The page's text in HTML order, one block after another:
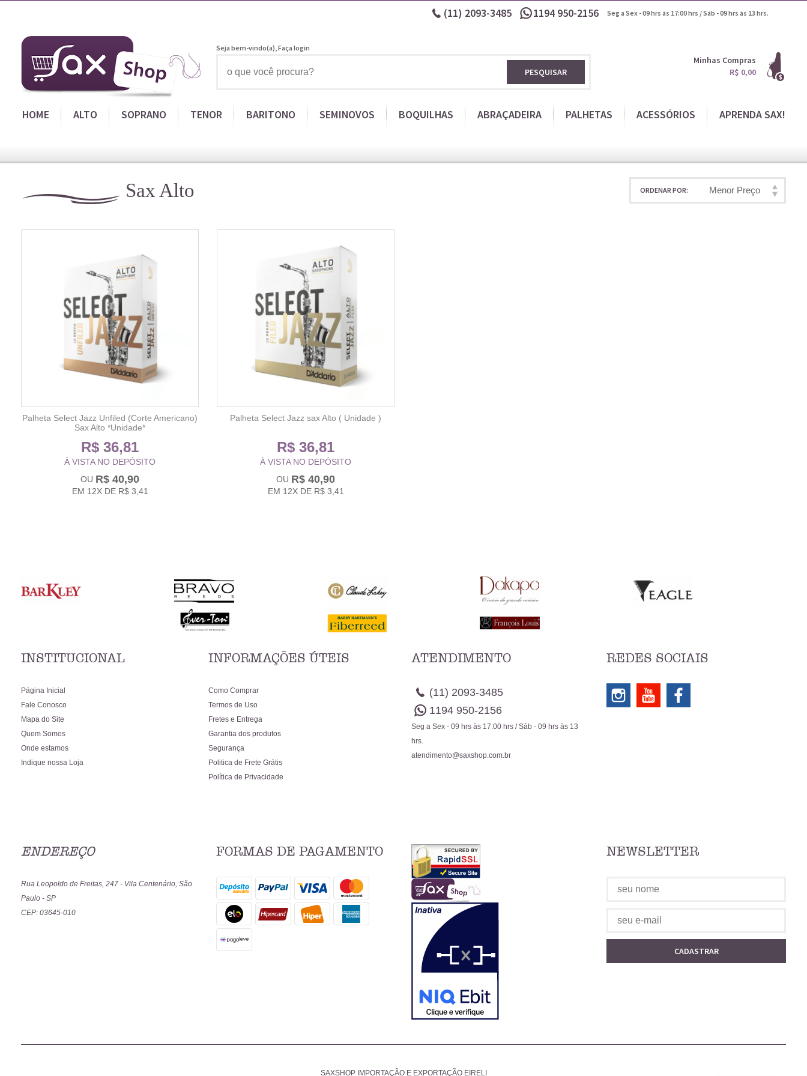
(11) 2093-3485 1194950-2156 Seg a Sex - 09 hrs às 17:00 hrs / Sáb - 09 hrs às 13 hrs.
Seja bem-vindo(a),Faça login
PESQUISAR
Minhas Compras
R$ 0,00
HOME ALTO SOPRANO TENOR BARITONO SEMINOVOS BOQUILHAS ABRAÇADEIRA PALHETAS ACESSÓRIOS APRENDA SAX!
Sax Alto ORDENAR POR Menor Preço
Palheta Select Jazz Unfiled (Corte Americano)
Sax Alto *Unidade*
R$ 36,81
À VISTA NO DEPÓSITO
R$ 40,90
EM 12XDE R$ 3,41
Palheta Select Jazz sax Alto ( Unidade )
R$ 36,81
À VISTA NO DEPÓSITO
R$ 40,90
EM 12XDE R$ 3,41
INSTITUCIONAL
Página Inicial
Fale Conosco
Mapa do Site
Quem Somos
Onde estamos
Indique nossa Loja
INFORMAÇÕES ÚTEIS
Como Comprar
Termos de Uso
Fretes e Entrega
Garantia dos produtos
Segurança
Politica de Frete Grátis
Política de Privacidade
ATENDIMENTO
(11) 2093-3485
1194 950-2156
Seg a Sex - 09 hrs às 17:00 hrs / Sáb - 09 hrs às 13
hrs.
atendimento@saxshop.com.br
REDES SOCIAIS
ENDEREÇO
Rua Leopoldo de Freitas, 247 - Vila Centenário, São
Paulo - SP
CEP: 03645-010
FORMAS DE PAGAMENTO NEWSLETTER
CADASTRAR
SAXSHOP IMPORTAÇÃO E EXPORTAÇÃO EIRELI